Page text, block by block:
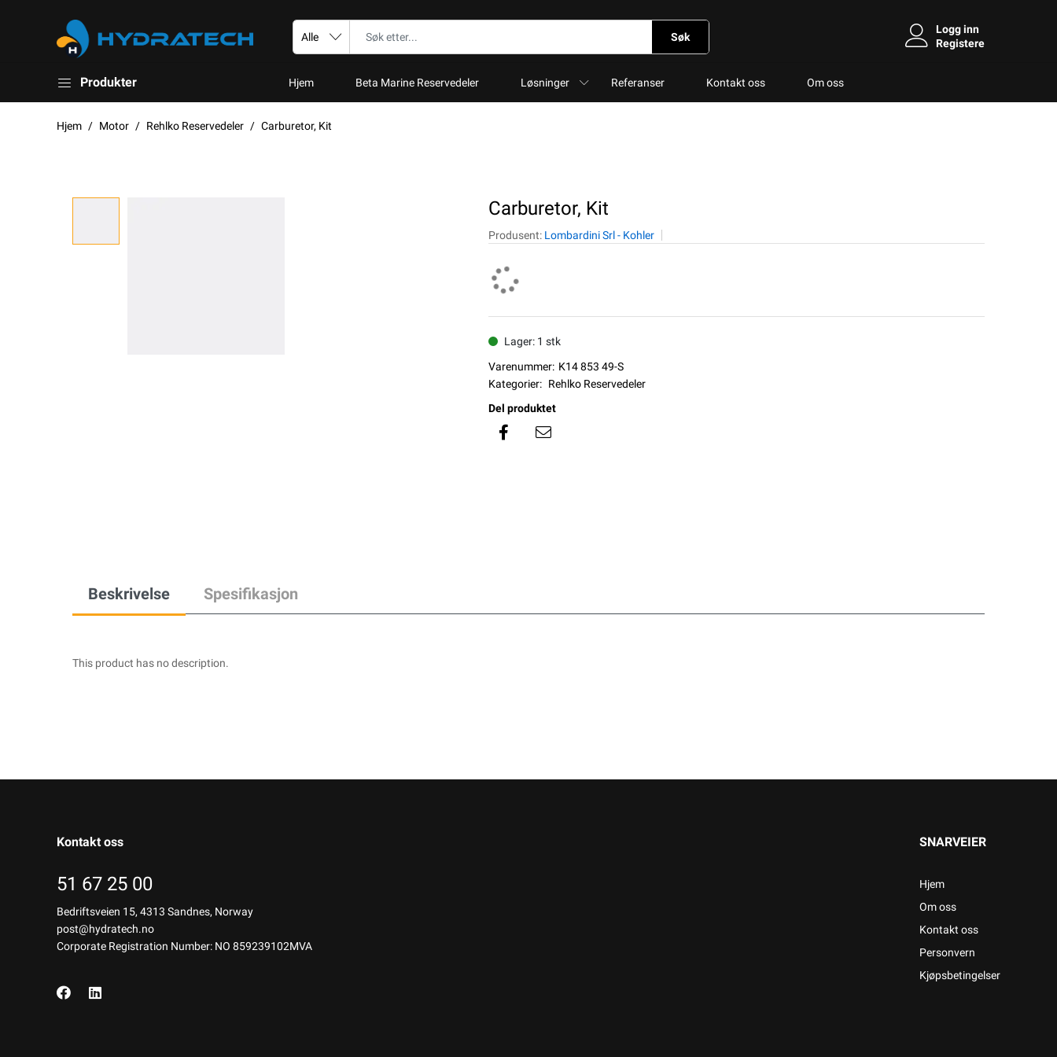
Søk
Logg inn
Registere
Produkter Hjem Beta Marine Reservedeler Løsninger Referanser Kontakt oss Om oss
Hjem Motor Rehlko Reservedeler Carburetor, Kit
Carburetor, Kit
Produsent: Lombardini Srl - Kohler
Lager: 1 stk
Varenummer: K14 853 49-S
Kategorier: Rehlko Reservedeler
Del produktet
Beskrivelse Spesifikasjon
This product has no description.
Kontakt oss
51 67 25 00
Bedriftsveien 15, 4313 Sandnes, Norway
post@hydratech.no
Corporate Registration Number: NO 859239102MVA
SNARVEIER
Hjem
Om oss
Kontakt oss
Personvern
Kjøpsbetingelser